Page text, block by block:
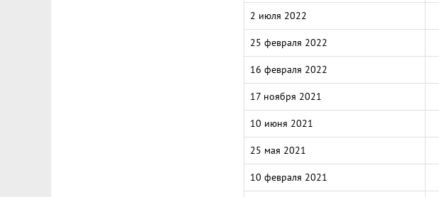
2 июля 2022
25 февраля 2022
16 февраля 2022
17 ноября 2021
10 июня 2021
25 мая 2021
10 февраля 2021